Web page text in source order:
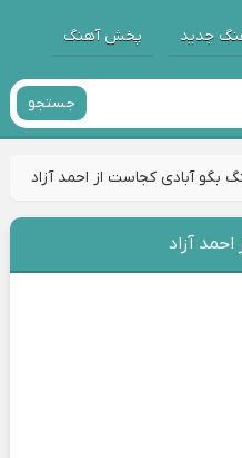
جدید پخش آهنگ
جستجو
بگو آبادی کجاست از احمد آزاد
آزاد